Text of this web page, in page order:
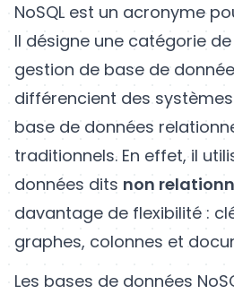
NoSQL est un acronyme
Il désigne une catégorie
gestion de base de
différencient des
base de données
traditionnels. En effet, il
données dits non
davantage de flexibilité :
graphes, colonnes et
Les bases de données